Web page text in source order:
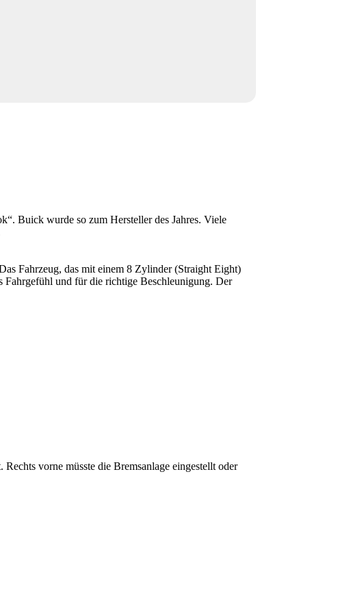
Buick wurde so zum Hersteller des Jahres. Viele
Fahrzeug, das mit einem 8 Zylinder (Straight Eight)
Fahrgefühl und für die richtige Beschleunigung. Der
vorne müsste die Bremsanlage eingestellt oder